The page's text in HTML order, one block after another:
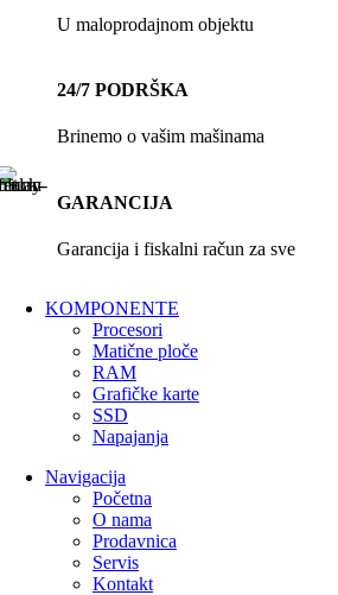
U maloprodajnom objektu
24/7 PODRŠKA
Brinemo o vašim mašinama
GARANCIJA
Garancija i fiskalni račun za sve
KOMPONENTE
Procesori
Matične ploče
RAM
Grafičke karte
SSD
Napajanja
Navigacija
Početna
O nama
Prodavnica
Servis
Kontakt